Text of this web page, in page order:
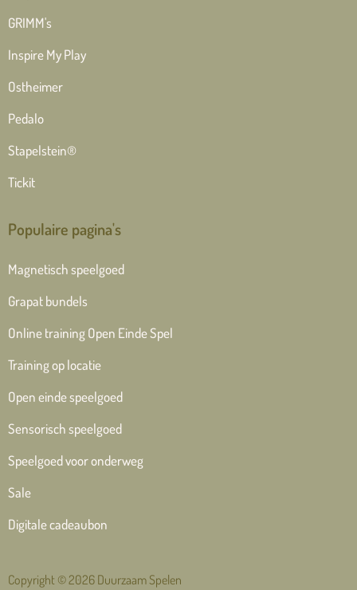
GRIMM's
Inspire My Play
Ostheimer
Pedalo
Stapelstein®
Tickit
Populaire pagina's
Magnetisch speelgoed
Grapat bundels
Online training Open Einde Spel
Training op locatie
Open einde speelgoed
Sensorisch speelgoed
Speelgoed voor onderweg
Sale
Digitale cadeaubon
Copyright © 2026 Duurzaam Spelen